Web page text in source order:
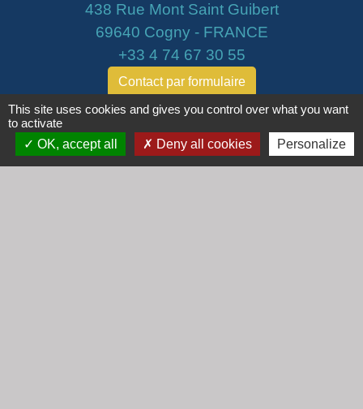
438 Rue Mont Saint Guibert
69640 Cogny - FRANCE
+33 4 74 67 30 55
Contact par formulaire
Lundi : 16h30 - 18h30
This site uses cookies and gives you control over what you want
to activate
OK, accept all
Deny all cookies Personalize